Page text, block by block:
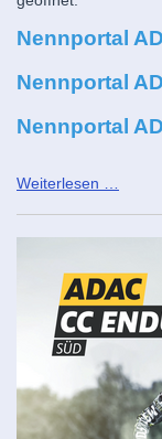
Nennportal
Nennportal
Nennportal
Weiterlesen …
2026